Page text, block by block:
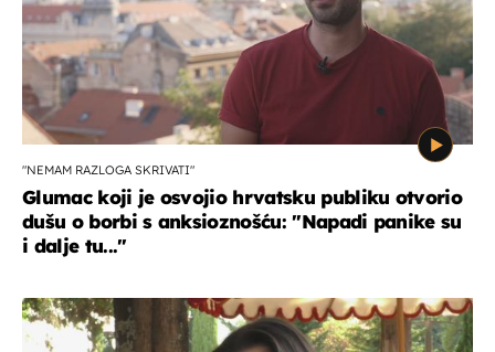
"NEMAM RAZLOGA SKRIVATI"
Glumac koji je osvojio hrvatsku publiku otvorio
dušu o borbi s anksioznošću: "Napadi panike su
i dalje tu..."